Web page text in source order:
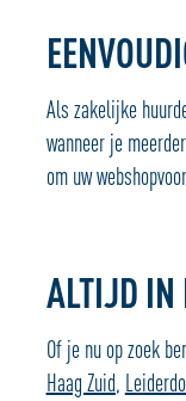
Als zakelijke
wanneer je
om uw
ALTIJD IN
Of je nu op zoek
Haag Zuid,